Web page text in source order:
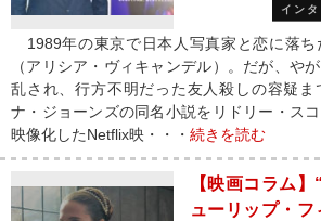
イン
1989年の東京で日本人写真家と恋に落ち
（アリシア・ヴィキャンデル）。だが、や
乱され、行方不明だった友人殺しの容疑ま
ナ・ジョーンズの同名小説をリドリー・ス
映像化したNetflix映・・・ 続きを読む
【映画コラム
ューリップ・